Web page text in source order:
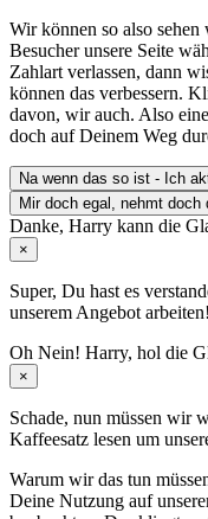
Wir können so also
Besucher unsere Seite
Zahlart verlassen, dann
können das verbessern.
davon, wir auch. Also
doch auf Deinem Weg
Na wenn das so ist - Ich
Mir doch egal, nehmt doch
Danke, Harry kann die
×
Super, Du hast es
unserem Angebot arbeiten!
Oh Nein! Harry, hol die
×
Schade, nun müssen wir
Kaffeesatz lesen um
Warum wir das tun
Deine Nutzung auf